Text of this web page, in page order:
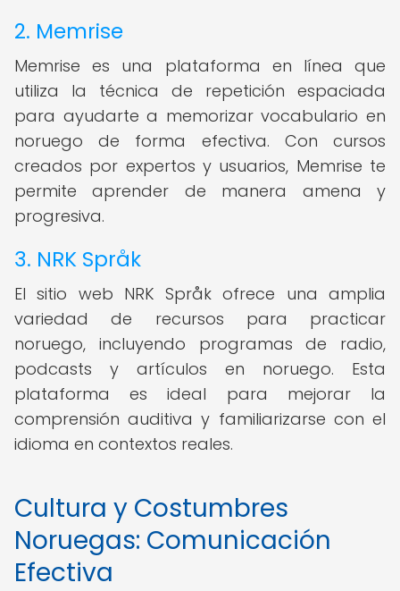
2. Memrise
Memrise es una plataforma en línea que
utiliza la técnica de repetición espaciada
para ayudarte a memorizar vocabulario en
noruego de forma efectiva. Con cursos
creados por expertos y usuarios, Memrise te
permite aprender de manera amena y
progresiva.
3. NRK Språk
El sitio web NRK Språk ofrece una amplia
variedad de recursos para practicar
noruego, incluyendo programas de radio,
podcasts y artículos en noruego. Esta
plataforma es ideal para mejorar la
comprensión auditiva y familiarizarse con el
idioma en contextos reales.
Cultura y Costumbres
Noruegas: Comunicación
Efectiva